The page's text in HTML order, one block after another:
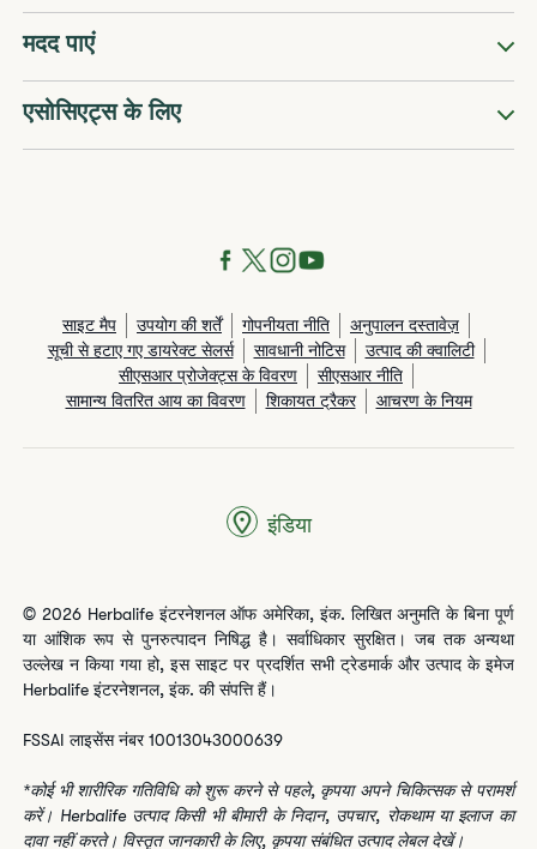
मदद पाएं
एसोसिएट्स के लिए
साइट मैप उपयोग की शर्तें गोपनीयता नीति
अनुपालन दस्तावेज़
सूची से हटाए गए डायरेक्ट सेलर्स
सावधानी नोटिस
उत्पाद की क्वालिटी
सीएसआर प्रोजेक्ट्स के विवरण
सीएसआर नीति
सामान्य वितरित आय का विवरण
शिकायत ट्रैकर आचरण के नियम
© 2026 Herbalife इंटरनेशनल ऑफ अमेरिका, इंक. लिखित अनुमति के बिना पूर्ण
या आंशिक रूप से पुनरुत्पादन निषिद्ध है। सर्वाधिकार सुरक्षित। जब तक अन्यथा
उल्लेख न किया गया हो, इस साइट पर प्रदर्शित सभी ट्रेडमार्क और उत्पाद के इमेज
Herbalife इंटरनेशनल, इंक. की संपत्ति हैं।
FSSAI लाइसेंस नंबर 10013043000639
*कोई भी शारीरिक गतिविधि को शुरू करने से पहले, कृपया अपने चिकित्सक से परामर्श
करें। Herbalife उत्पाद किसी भी बीमारी के निदान, उपचार, रोकथाम या इलाज का
दावा नहीं करते। विस्तृत जानकारी के लिए, कृपया संबंधित उत्पाद लेबल देखें।
इंडिया